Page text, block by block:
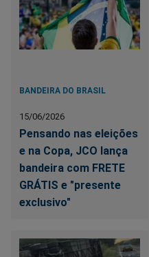
BANDEIRA DO BRASIL
15/06/2026
Pensando nas eleições
e na Copa, JCO lança
bandeira com FRETE
GRÁTIS e "presente
exclusivo"